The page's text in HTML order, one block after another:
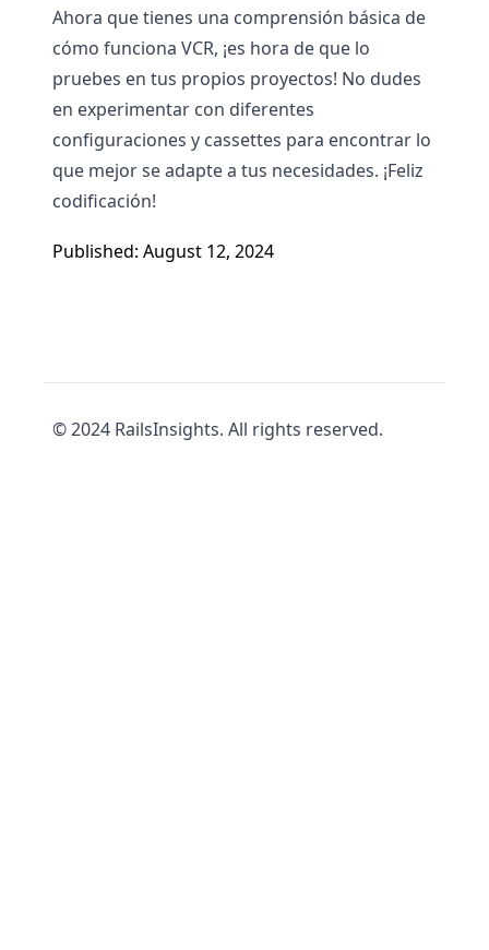
Ahora que tienes una comprensión básica de
cómo funciona VCR, ¡es hora de que lo
pruebes en tus propios proyectos! No dudes
en experimentar con diferentes
configuraciones y cassettes para encontrar lo
que mejor se adapte a tus necesidades. ¡Feliz
codificación!
Published: August 12, 2024
© 2024 RailsInsights. All rights reserved.